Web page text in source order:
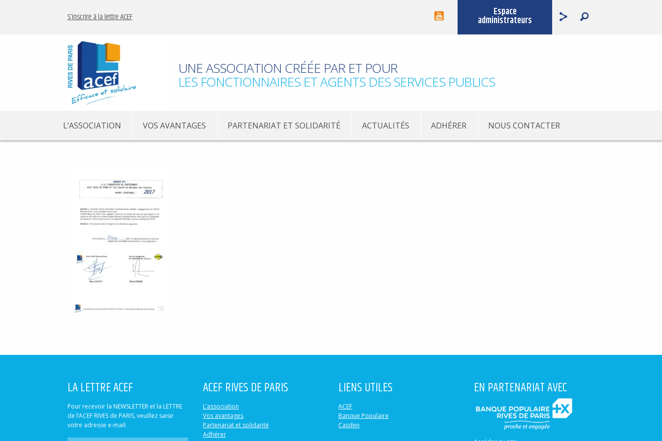
S'inscrire à la lettre ACEF Espace
administrateurs
UNE ASSOCIATION CRÉÉE PAR ET POUR
LES FONCTIONNAIRES ET AGENTS DES SERVICES PUBLICS
L’ASSOCIATION VOS AVANTAGES PARTENARIAT ET SOLIDARITÉ ACTUALITÉS ADHÉRER NOUS CONTACTER
LA LETTRE ACEF
Pour recevoir la NEWSLETTER et la LETTRE
de l’ACEF RIVES de PARIS, veuillez saisir
votre adresse e-mail:
ACEF RIVES DE PARIS
L’association
Vos avantages
Partenariat et solidarité
Adhérer
LIENS UTILES
ACEF
Banque Populaire
Casden
EN PARTENARIAT AVEC